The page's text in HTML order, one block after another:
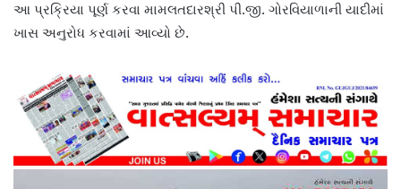
આ પ્રક્રિયા પૂર્ણ કરવા મામલતદારશ્રી પી.જી. ગોરવિયાળાની યાદીમાં
ખાસ અનુરોધ કરવામાં આવ્યો છે.